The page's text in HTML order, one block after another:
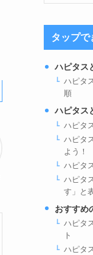
タップで
ハピタス
ハピタ
順
ハピタス
ハピタ
ハピタ
よう！
ハピタ
ハピタ
す」と
おすすめ
ハピタ
ト
ハピタ